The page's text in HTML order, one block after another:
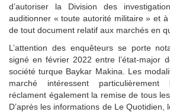
d’autoriser la Division des
auditionner « toute autorité militaire » et
de tout document relatif aux marchés en
L’attention des enquêteurs se porte
signé en février 2022 entre l’état-major
société turque Baykar Makina. Les
marché intéressent
réclament également la remise de tous
D’après les informations de Le Quotidien,